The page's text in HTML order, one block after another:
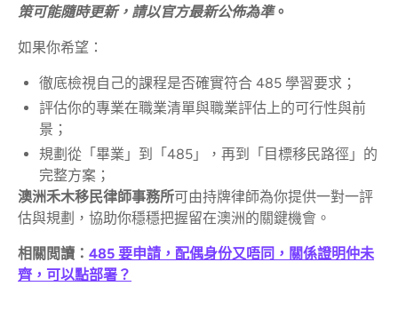
策可能隨時更新，請以官方最新公佈為準。
如果你希望：
徹底檢視自己的課程是否確實符合 485 學習要求；
評估你的專業在職業清單與職業評估上的可行性與前
景；
規劃從「畢業」到「485」，再到「目標移民路徑」的
完整方案；
澳洲禾木移民律師事務所可由持牌律師為你提供一對一評
估與規劃，協助你穩穩把握留在澳洲的關鍵機會。
相關閲讀： 485 要申請，配偶身份又唔同，關係證明仲未
齊，可以點部署？